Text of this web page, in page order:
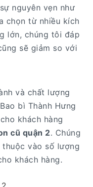
nguyên vẹn như
chọn từ nhiều kích
lớn, chúng tôi đáp
sẽ giảm so với
và chất lượng
bì Thành Hưng
khách hàng
cũ quận 2. Chúng
vào số lượng
khách hàng.